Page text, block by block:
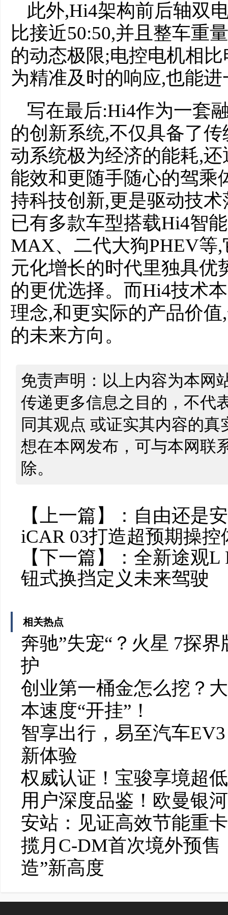
此外,Hi4架构前后轴双
比接近50:50,并且整车重
的动态极限;电控电机相
为精准及时的响应,也能
写在最后:Hi4作为一套
的创新系统,不仅具备了
动系统极为经济的能耗,
能效和更随手随心的驾乘
持科技创新,更是驱动技
已有多款车型搭载Hi4智
MAX、二代大狗PHEV等
元化增长的时代里独具优
的更优选择。而Hi4技术
理念,和更实际的产品价
的未来方向。
免责声明：以上内容为本网
传递更多信息之目的，不代
同其观点 或证实其内容的
想在本网发布，可与本网联
除。
【上一篇】： 自由还是
iCAR 03打造超预期操
【下一篇】： 全新途观L
钮式换挡定义未来驾驶
相关热点
奔驰”失宠“？火星 7探
护
创业第一桶金怎么挖？
本速度“开挂”！
智享出行，易至汽车
新体验
权威认证！宝骏享境超
用户深度品鉴！欧曼银
安站：见证高效节能重
揽月C-DM首次境外预
造”新高度